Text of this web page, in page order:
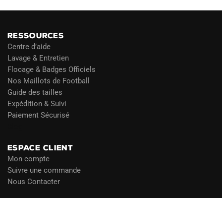
RESSOURCES
Centre d’aide
Lavage & Entretien
Flocage & Badges Officiels
Nos Maillots de Football
Guide des tailles
Expédition & Suivi
Paiement Sécurisé
ESPACE CLIENT
Mon compte
Suivre une commande
Nous Contacter